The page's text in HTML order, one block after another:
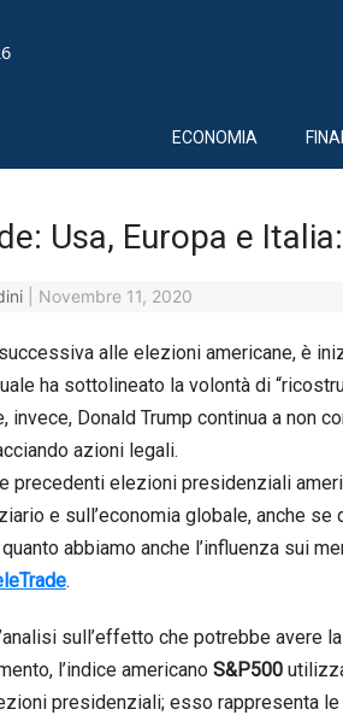
ECONOMIA
Usa, Europa e
Novembre 11, 2020
alle elezioni americane, è
ha sottolineato la volontà di
invece, Donald Trump continua a non
azioni legali.
precedenti elezioni presidenziali
e sull’economia globale, anche
abbiamo anche l’influenza sui
.
sull’effetto che potrebbe avere
l’indice americano S&P500
presidenziali; esso rappresenta